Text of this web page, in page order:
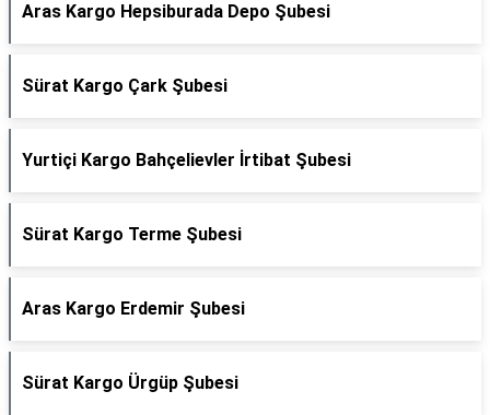
Aras Kargo Hepsiburada Depo Şubesi
Sürat Kargo Çark Şubesi
Yurtiçi Kargo Bahçelievler İrtibat Şubesi
Sürat Kargo Terme Şubesi
Aras Kargo Erdemir Şubesi
Sürat Kargo Ürgüp Şubesi